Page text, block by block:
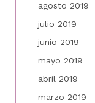
agosto 2019
julio 2019
junio 2019
mayo 2019
abril 2019
marzo 2019